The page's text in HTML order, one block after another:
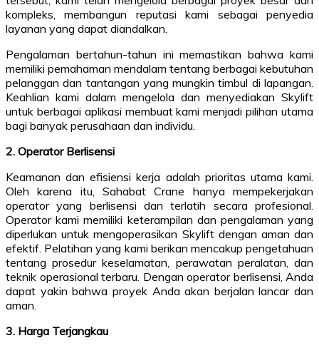
kompleks, membangun reputasi kami sebagai penyedia
layanan yang dapat diandalkan.
Pengalaman bertahun-tahun ini memastikan bahwa kami
memiliki pemahaman mendalam tentang berbagai kebutuhan
pelanggan dan tantangan yang mungkin timbul di lapangan.
Keahlian kami dalam mengelola dan menyediakan Skylift
untuk berbagai aplikasi membuat kami menjadi pilihan utama
bagi banyak perusahaan dan individu.
2. Operator Berlisensi
Keamanan dan efisiensi kerja adalah prioritas utama kami.
Oleh karena itu, Sahabat Crane hanya mempekerjakan
operator yang berlisensi dan terlatih secara profesional.
Operator kami memiliki keterampilan dan pengalaman yang
diperlukan untuk mengoperasikan Skylift dengan aman dan
efektif. Pelatihan yang kami berikan mencakup pengetahuan
tentang prosedur keselamatan, perawatan peralatan, dan
teknik operasional terbaru. Dengan operator berlisensi, Anda
dapat yakin bahwa proyek Anda akan berjalan lancar dan
aman.
3. Harga Terjangkau